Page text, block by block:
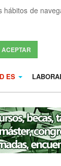
de
ACEPTAR
ES